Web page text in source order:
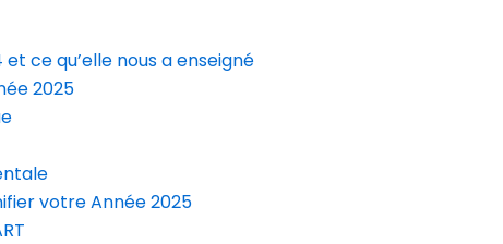
et ce qu’elle nous a enseigné
2025
votre Année 2025